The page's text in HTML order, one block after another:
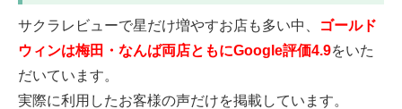
サクラレビューで星だけ増やすお店も多い中、
ゴールド
ウィンは梅田・なんば両店ともにGoogle評価4.9をいた
だいています。
実際に利用したお客様の声だけを掲載しています。